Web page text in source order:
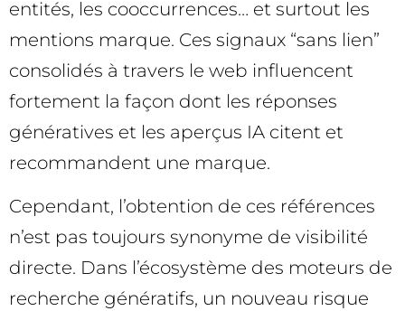
entités, les cooccurrences… et surtout les
mentions marque. Ces signaux “sans lien”
consolidés à travers le web influencent
fortement la façon dont les réponses
génératives et les aperçus IA citent et
recommandent une marque.
Cependant, l’obtention de ces références
n’est pas toujours synonyme de visibilité
directe. Dans l’écosystème des moteurs de
recherche génératifs, un nouveau risque